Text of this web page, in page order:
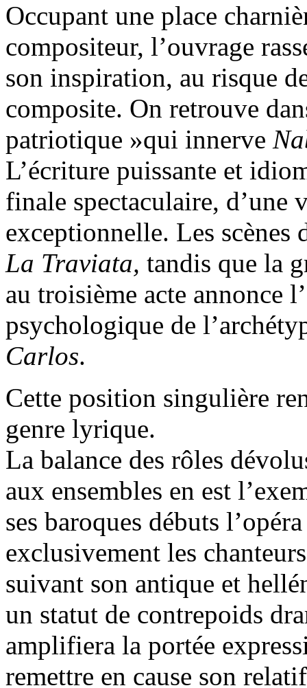
Occupant une place
compositeur, l’ouvrage
son inspiration, au risque
composite. On retrouve
patriotique »qui innerve
L’écriture puissante et
finale spectaculaire, d’une
exceptionnelle. Les scènes
La Traviata, tandis que la
au troisième acte annonce
psychologique de
Carlos.
Cette position singulière
genre lyrique.
La balance des rôles
aux ensembles en est
ses baroques débuts
exclusivement les
suivant son antique et
un statut de contrepoids
amplifiera la portée
remettre en cause son